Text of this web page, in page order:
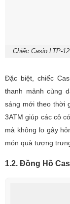
Chiếc Casio LTP-
Đặc biệt, chiếc
thanh mảnh cùng
sáng mới theo thời
3ATM giúp các cô
mà không lo gây
món quà tượng
1.2. Đồng Hồ